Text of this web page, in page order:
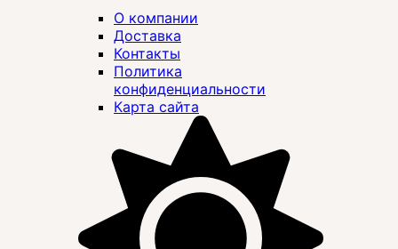
О компании
Доставка
Контакты
Политика
конфиденциальности
Карта сайта